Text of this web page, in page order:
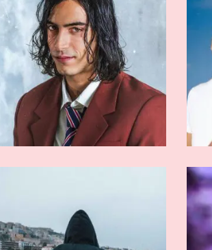
ARTISTI AFFERMATI
Tredici Pietro